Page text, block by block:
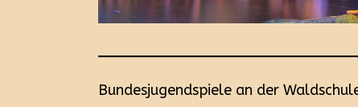
Bundesjugendspiele an der